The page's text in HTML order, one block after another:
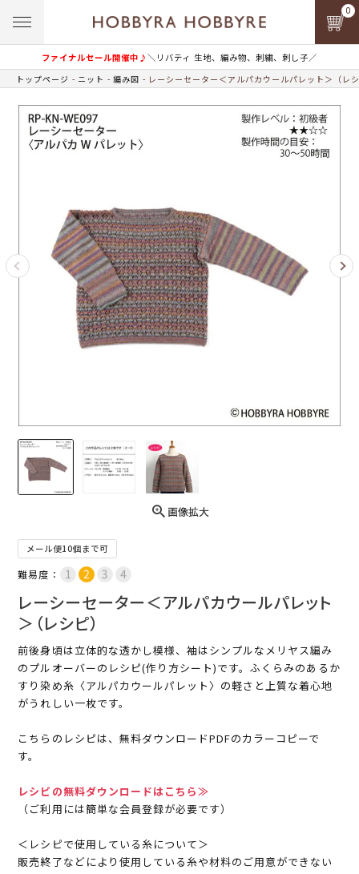
ファイナルセール開催中♪＼リバティ 生地、編み物、刺繍、刺し子／
0
トップページ ニット 編み図 レーシーセーター＜アルパカウールパレット＞（レ
画像拡大
メール便10個まで可
難易度：
レーシーセーター＜アルパカウールパレット
＞（レシピ）
前後身頃は立体的な透かし模様、袖はシンプルなメリヤス編み
のプルオーバーのレシピ(作り方シート)です。ふくらみのあるか
すり染め糸〈アルパカウールパレット〉の軽さと上質な着心地
がうれしい一枚です。
こちらのレシピは、無料ダウンロードPDFのカラーコピーで
す。
レシピの無料ダウンロードはこちら≫
（ご利用には簡単な会員登録が必要です）
＜レシピで使用している糸について＞
販売終了などにより使用している糸や材料のご用意ができない